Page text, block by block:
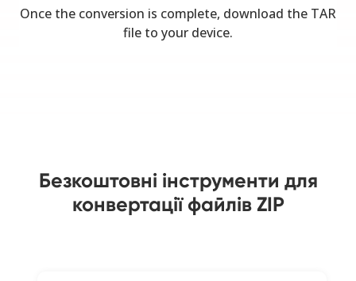
Once the conversion is complete, download the TAR
file to your device.
Безкоштовні інструменти для
конвертації файлів ZIP